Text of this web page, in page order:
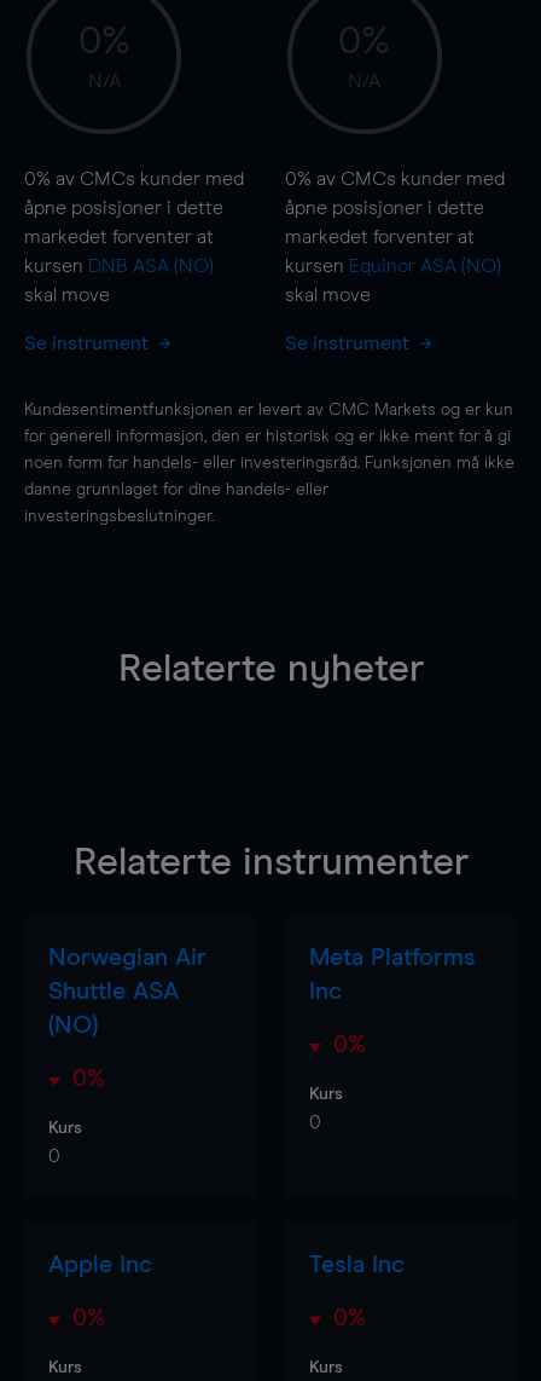
0%
N/A
0% av CMCs kunder med
åpne posisjoner i dette
markedet forventer at
kursen DNB ASA (NO)
skal move
Se instrument
0%
N/A
0% av CMCs kunder med
åpne posisjoner i dette
markedet forventer at
kursen Equinor ASA (NO)
skal move
Se instrument
Kundesentimentfunksjonen er levert av CMC Markets og er kun
for generell informasjon, den er historisk og er ikke ment for å gi
noen form for handels- eller investeringsråd. Funksjonen må ikke
danne grunnlaget for dine handels- eller
investeringsbeslutninger.
Relaterte nyheter
Relaterte instrumenter
Norwegian Air
Shuttle ASA
(NO)
0%
Kurs
0
Meta Platforms
Inc
0%
Kurs
0
Apple Inc
0%
Kurs
Tesla Inc
0%
Kurs